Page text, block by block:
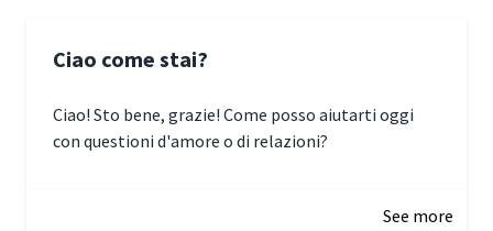
Ciao come stai?
Ciao! Sto bene, grazie! Come posso aiutarti oggi
con questioni d'amore o di relazioni?
See more